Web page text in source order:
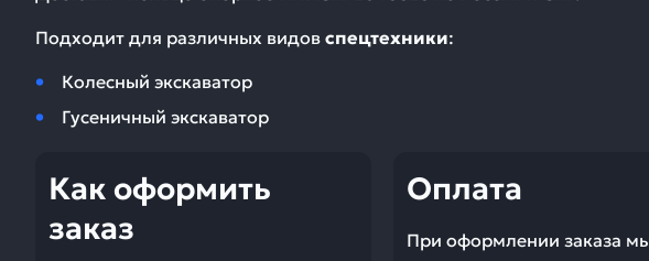
Подходит для различных видов спецтехники:
Колесный экскаватор
Гусеничный экскаватор
Как оформить
заказ
Оплата
При оформлении заказа